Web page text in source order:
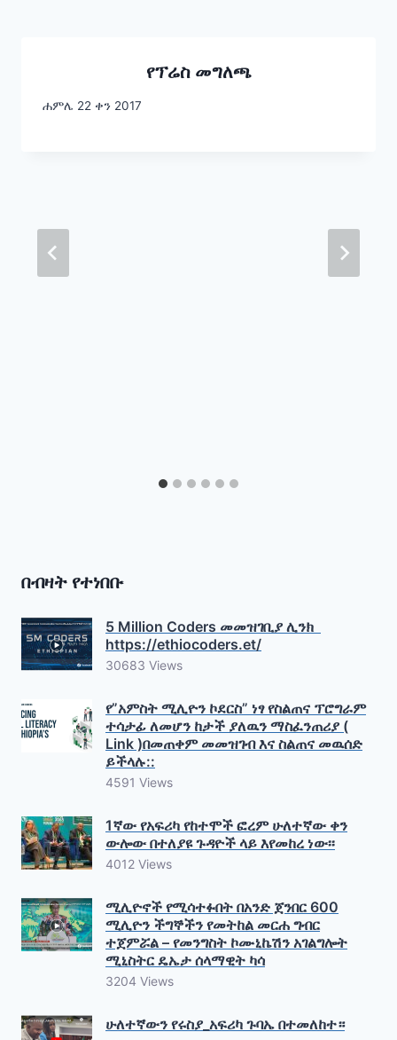
የፕሬስ መግለጫ
ሐምሌ 22 ቀን 2017
በብዛት የተነበቡ
5 Million Coders መመዝገቢያ ሊንክ
https://ethiocoders.et/
30683 Views
የ”አምስት ሚሊዮን ኮደርስ” ነፃ የስልጠና ፕሮግራም
ተሳታፊ ለመሆን ከታች ያለዉን ማስፈንጠሪያ (
Link )በመጠቀም መመዝገብ እና ስልጠና መዉሰድ
ይችላሉ::
4591 Views
1ኛው የአፍሪካ የከተሞች ፎረም ሁለተኛው ቀን
ውሎው በተለያዩ ጉዳዮች ላይ እየመከረ ነው፡፡
4012 Views
ሚሊዮኖች የሚሳተፉበት በአንድ ጀንበር 600
ሚሊዮን ችግኞችን የመትከል መርሐ ግብር
ተጀምሯል – የመንግስት ኮሙኒኬሽን አገልግሎት
ሚኒስትር ዴኤታ ሰላማዊት ካሳ
3204 Views
ሁለተኛውን የሩስያ_አፍሪካ ጉባኤ በተመለከተ።